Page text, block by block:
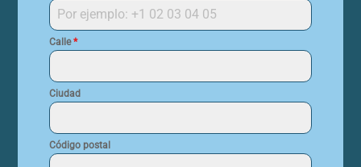
Calle*
Ciudad
Código postal